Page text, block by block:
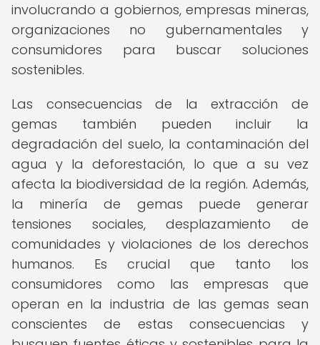
involucrando a gobiernos, empresas mineras,
organizaciones no gubernamentales y
consumidores para buscar soluciones
sostenibles.
Las consecuencias de la extracción de
gemas también pueden incluir la
degradación del suelo, la contaminación del
agua y la deforestación, lo que a su vez
afecta la biodiversidad de la región. Además,
la minería de gemas puede generar
tensiones sociales, desplazamiento de
comunidades y violaciones de los derechos
humanos. Es crucial que tanto los
consumidores como las empresas que
operan en la industria de las gemas sean
conscientes de estas consecuencias y